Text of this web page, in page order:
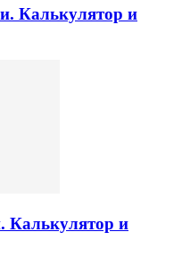
Калькулятор и
Калькулятор и